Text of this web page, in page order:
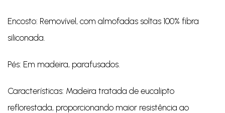
Encosto: Removível, com almofadas soltas 100% fibra
siliconada.
Pés: Em madeira, parafusados.
Características: Madeira tratada de eucalipto
reflorestada, proporcionando maior resistência ao